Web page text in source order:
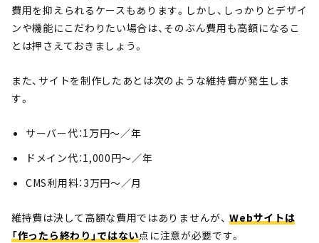
費用を抑えられるケースもあります。しかし、しっかりとデザイ
ンや機能にこだわりたい場合は、そのぶん費用も高額になるこ
とは押さえておきましょう。
また、サイトを制作したあとは次のような維持費が発生しま
す。
サーバー代：1万円～／年
ドメイン代：1,000円～／年
CMS利用料：3万円～／月
維持費は決して高額な費用ではありませんが、Webサイトは
「作ったら終わり」ではない点に注意が必要です。